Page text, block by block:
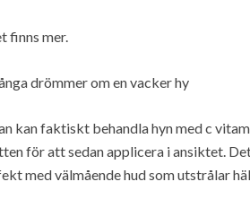
finns mer.
drömmer om en vacker hy
kan faktiskt behandla hyn med c
för att sedan applicera i ansiktet.
med välmående hud som utstrålar